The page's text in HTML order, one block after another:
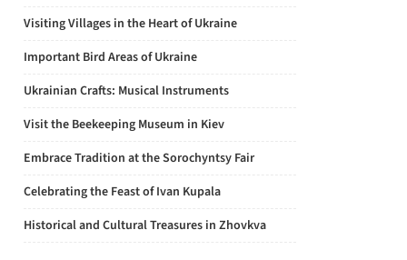
Visiting Villages in the Heart of Ukraine
Important Bird Areas of Ukraine
Ukrainian Crafts: Musical Instruments
Visit the Beekeeping Museum in Kiev
Embrace Tradition at the Sorochyntsy Fair
Celebrating the Feast of Ivan Kupala
Historical and Cultural Treasures in Zhovkva